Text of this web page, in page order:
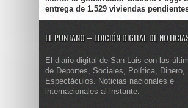
entrega de 1.529 viviendas
EL PUNTANO – EDICIÓN DIGITAL DE
El diario digital de San Luis con las
de Deportes, Sociales, Política, Dinero,
Espectáculos. Noticias nacionales e
internacionales al instante.